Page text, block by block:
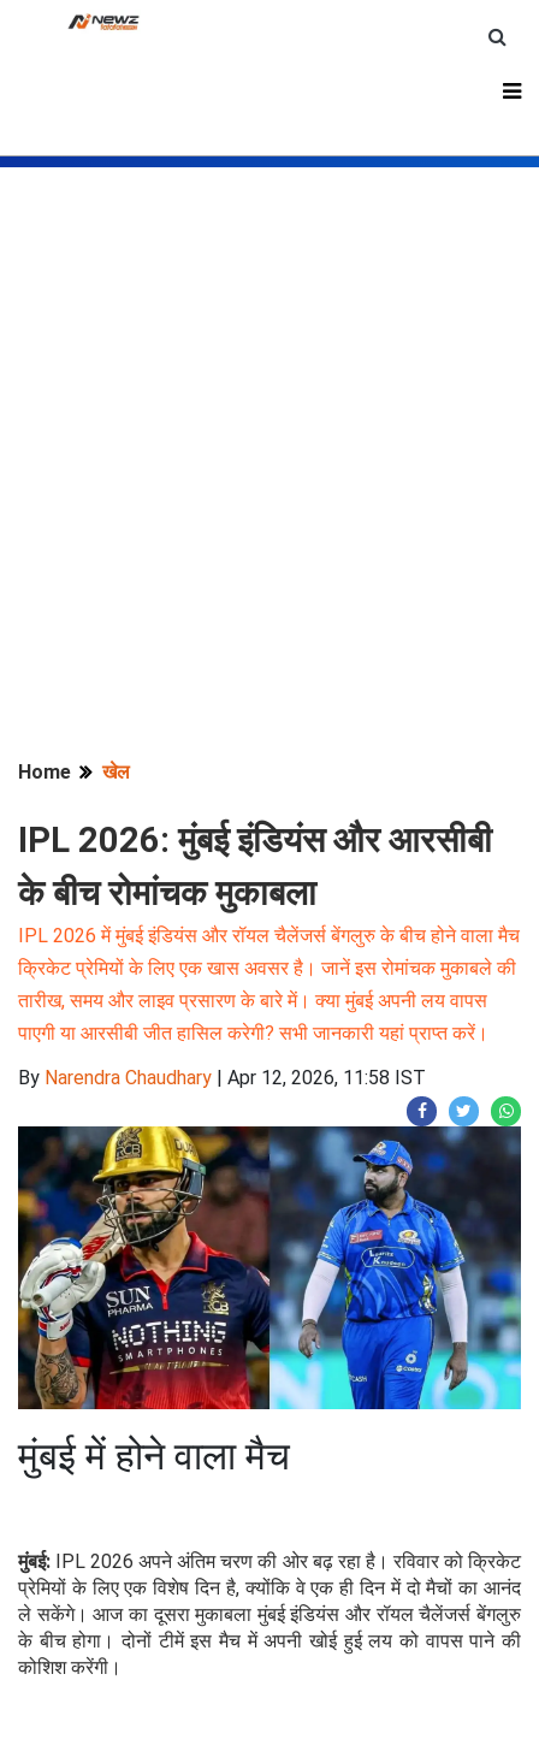
Home खेल
IPL 2026: मुंबई इंडियंस और आरसीबी
के बीच रोमांचक मुकाबला
IPL 2026 में मुंबई इंडियंस और रॉयल चैलेंजर्स बेंगलुरु के बीच होने वाला मैच
क्रिकेट प्रेमियों के लिए एक खास अवसर है। जानें इस रोमांचक मुकाबले की
तारीख, समय और लाइव प्रसारण के बारे में। क्या मुंबई अपनी लय वापस
पाएगी या आरसीबी जीत हासिल करेगी? सभी जानकारी यहां प्राप्त करें।
By Narendra Chaudhary | Apr 12, 2026, 11:58 IST
मुंबई में होने वाला मैच
मुंबई: IPL 2026 अपने अंतिम चरण की ओर बढ़ रहा है। रविवार को क्रिकेट
प्रेमियों के लिए एक विशेष दिन है, क्योंकि वे एक ही दिन में दो मैचों का आनंद
ले सकेंगे। आज का दूसरा मुकाबला मुंबई इंडियंस और रॉयल चैलेंजर्स बेंगलुरु
के बीच होगा। दोनों टीमें इस मैच में अपनी खोई हुई लय को वापस पाने की
कोशिश करेंगी।